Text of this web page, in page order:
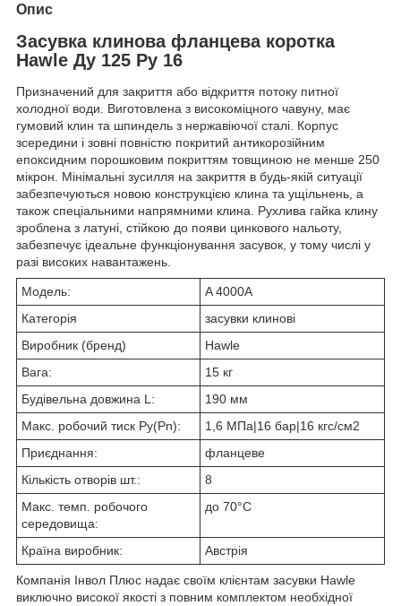
Опис
Засувка клинова фланцева коротка
Hawle Ду 125 Ру 16
Призначений для закриття або відкриття потоку питної
холодної води. Виготовлена з високоміцного чавуну, має
гумовий клин та шпиндель з нержавіючої сталі. Корпус
зсередини і зовні повністю покритий антикорозійним
епоксидним порошковим покриттям товщиною не менше 250
мікрон. Мінімальні зусилля на закриття в будь-якій ситуації
забезпечуються новою конструкцією клина та ущільнень, а
також спеціальними напрямними клина. Рухлива гайка клину
зроблена з латуні, стійкою до появи цинкового нальоту,
забезпечує ідеальне функціонування засувок, у тому числі у
разі високих навантажень.
Модель:
A 4000A
Категорія
засувки клинові
Виробник (бренд)
Hawle
Вага:
15 кг
Будівельна довжина L:
190 мм
Макс. робочий тиск Ру(Pn):
1,6 МПа|16 бар|16 кгс/см2
Приєднання:
фланцеве
Кількість отворів шт.:
8
Макс. темп. робочого
середовища:
до 70°С
Країна виробник: Австрія
Компанія Інвол Плюс надає своїм клієнтам засувки Hawle
виключно високої якості з повним комплектом необхідної